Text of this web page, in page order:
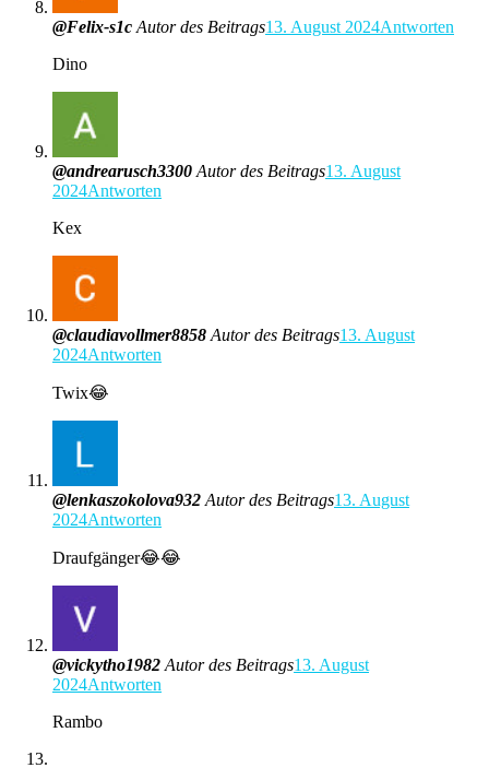
@Felix-s1c Autor des Beitrags13. August 2024Antworten
Dino
@andrearusch3300 Autor des Beitrags13. August
2024Antworten
Kex
@claudiavollmer8858 Autor des Beitrags13. August
2024Antworten
Twix😂
@lenkaszokolova932 Autor des Beitrags13. August
2024Antworten
Draufgänger😂😂
@vickytho1982 Autor des Beitrags13. August
2024Antworten
Rambo